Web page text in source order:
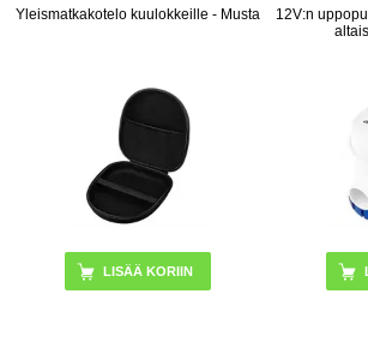
Yleismatkakotelo kuulokkeille - Musta
12V:n